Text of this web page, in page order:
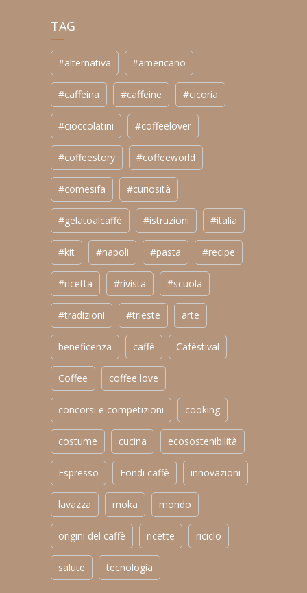
TAG
#alternativa #americano
#caffeina #caffeine #cicoria
#cioccolatini #coffeelover
#coffeestory #coffeeworld
#comesifa #curiosità
#gelatoalcaffè #istruzioni #italia
#kit #napoli #pasta #recipe
#ricetta #rivista #scuola
#tradizioni #trieste arte
beneficenza caffè Cafèstival
Coffee coffee love
concorsi e competizioni cooking
costume cucina ecosostenibilità
Espresso Fondi caffè innovazioni
lavazza moka mondo
origini del caffè ricette riciclo
salute tecnologia